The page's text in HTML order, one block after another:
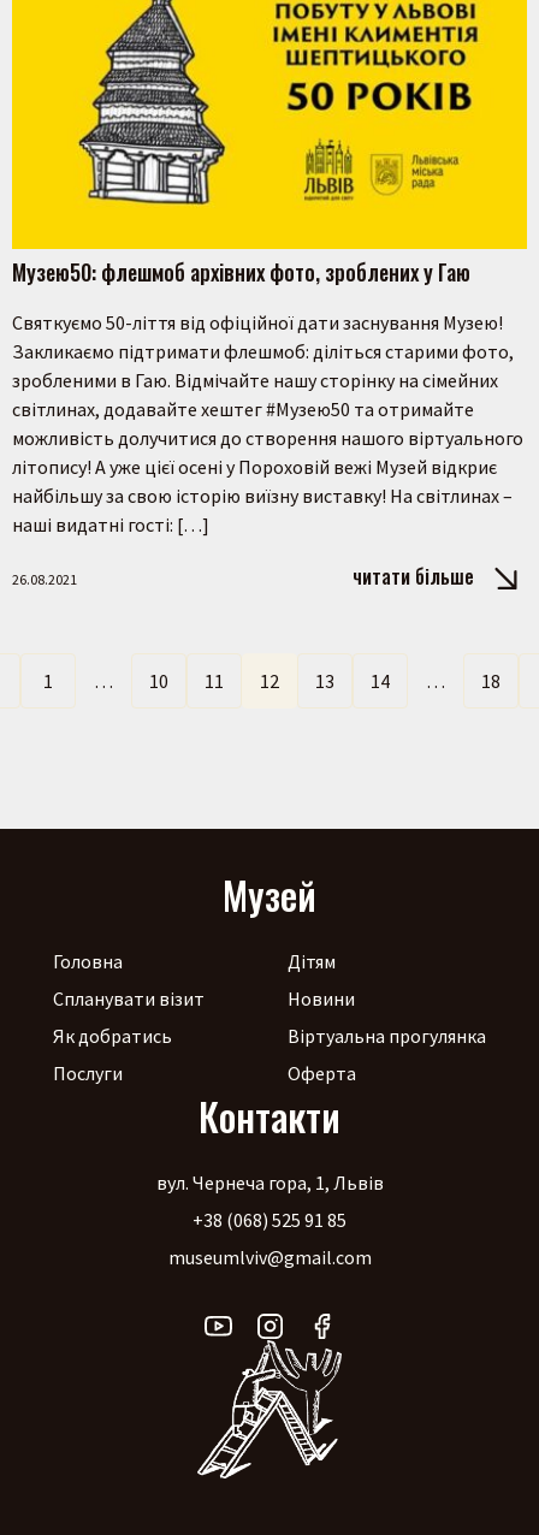
Музею50: флешмоб архівних фото, зроблених у Гаю
Святкуємо 50-ліття від офіційної дати заснування Музею!
Закликаємо підтримати флешмоб: діліться старими фото,
зробленими в Гаю. Відмічайте нашу сторінку на сімейних
світлинах, додавайте хештег #Музею50 та отримайте
можливість долучитися до створення нашого віртуального
літопису! А уже цієї осені у Пороховій вежі Музей відкриє
найбільшу за свою історію виїзну виставку! На світлинах –
наші видатні гості: […]
26.08.2021 читати більше
1 … 10 11 12 13 14 … 18
Музей
Головна
Спланувати візит
Як добратись
Послуги
Дітям
Новини
Віртуальна прогулянка
Оферта
Контакти
вул. Чернеча гора, 1, Львів
+38 (068) 525 91 85
museumlviv@gmail.com